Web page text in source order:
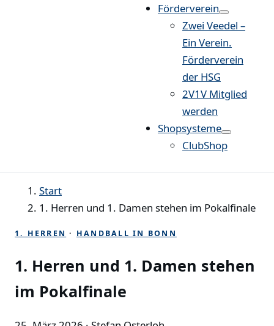
Förderverein
Zwei Veedel –
Ein Verein.
Förderverein
der HSG
2V1V Mitglied
werden
Shopsysteme
ClubShop
Start
1. Herren und 1. Damen stehen im Pokalfinale
1. HERREN · HANDBALL IN BONN
1. Herren und 1. Damen stehen
im Pokalfinale